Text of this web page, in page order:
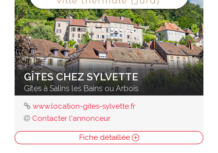
GÎTES CHEZ SYLVETTE
Gîtes à Salins les Bains ou Arbois
www.location-gites-sylvette.fr
Contacter l'annonceur
Fiche détaillée